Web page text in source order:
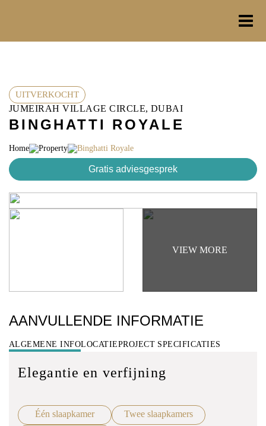
UITVERKOCHT
JUMEIRAH VILLAGE CIRCLE, DUBAI
BINGHATTI ROYALE
Home Property Binghatti Royale
Gratis adviesgesprek
AANVULLENDE INFORMATIE
ALGEMENE INFOLOCATIEPROJECT SPECIFICATIES
Elegantie en verfijning
Één slaapkamer
Twee slaapkamers